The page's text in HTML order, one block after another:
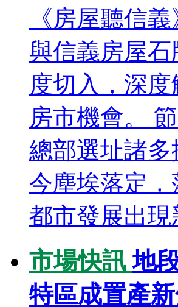
《房屋聽信
與信義房屋
度切入，深
房市機會。
總部選址諸
今塵埃落定
都市發展出
市場快訊地
特區成置產